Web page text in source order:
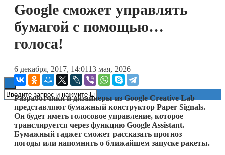
Технологии
Google сможет управлять
бумагой с помощью…
голоса!
6 декабря, 2017, 14:0113 мая, 2026
Разработчики и дизайнеры из Google Creative Lab
представляют бумажный конструктор Paper Signals.
Он будет иметь голосовое управление, которое
транслируется через функцию Google Assistant.
Бумажный гаджет сможет рассказать прогноз
погоды или напомнить о ближайшем запуске ракеты.